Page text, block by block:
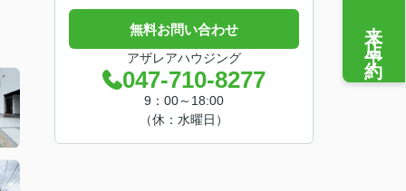
無料お問い合わせ
アザレアハウジング
047-710-8277
9：00～18:00
（休：水曜日）
来店予約